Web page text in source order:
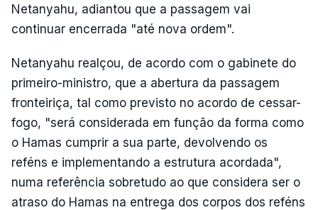
Netanyahu, adiantou que a passagem vai
continuar encerrada "até nova ordem".
Netanyahu realçou, de acordo com o gabinete do
primeiro-ministro, que a abertura da passagem
fronteiriça, tal como previsto no acordo de cessar-
fogo, "será considerada em função da forma como
o Hamas cumprir a sua parte, devolvendo os
reféns e implementando a estrutura acordada",
numa referência sobretudo ao que considera ser o
atraso do Hamas na entrega dos corpos dos reféns